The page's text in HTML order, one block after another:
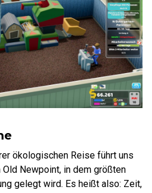
ökologischen Reise führt uns
Newpoint, in dem größten
gelegt wird. Es heißt also: Zeit,